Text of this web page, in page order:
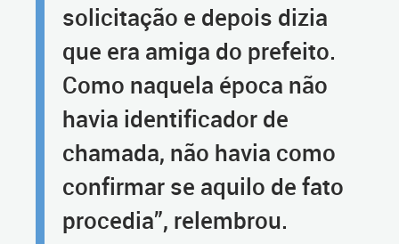
solicitação e depois dizia
que era amiga do prefeito.
Como naquela época não
havia identificador de
chamada, não havia como
confirmar se aquilo de fato
procedia”, relembrou.